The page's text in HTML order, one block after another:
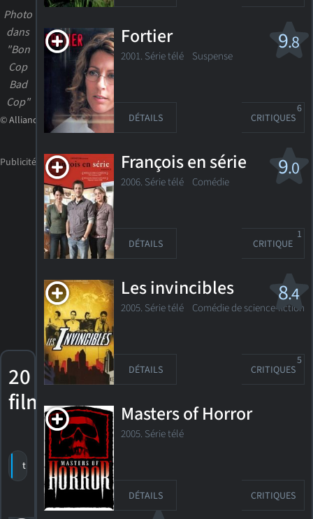
Photo
dans
"Bon
Cop
Bad
Cop"
© Alliance
20
films
trier par titre par cote
9.8
Fortier
2001. Série télé Suspense
DÉTAILS CRITIQUES
6
9.0
François en série
2006. Série télé Comédie
DÉTAILS CRITIQUE
1
8.4
Les invincibles
2005. Série télé Comédie de science-fiction
DÉTAILS CRITIQUES
5
Masters of Horror
2005. Série télé
DÉTAILS CRITIQUES